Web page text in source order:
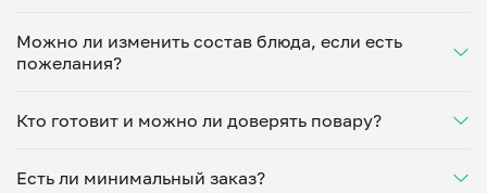
Укажите удобное время — и получите свежее
домашнее блюдо в большой порции прямо с плиты.
минут. Статус заказа отслеживайте в личном
кабинете, а с поваром можно связаться напрямую в
утром на вечер или сегодня на завтра.
Можно ли изменить состав блюда, если есть
пожелания?
ваши предпочтения: уберет специи, снизит
Укажите пожелания при оформлении или напишите
напрямую в чат — домашние блюда готовятся
Кто готовит и можно ли доверять повару?
Литвиненко — проверенный повар из
Есть ли минимальный заказ?